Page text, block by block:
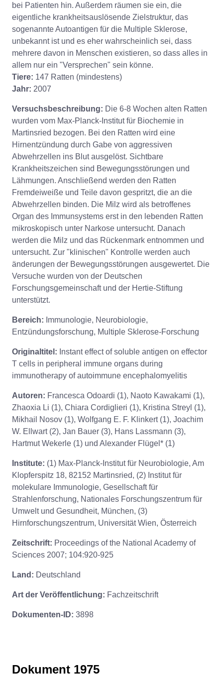
bei Patienten hin. Außerdem räumen sie ein, die
eigentliche krankheitsauslösende Zielstruktur, das
sogenannte Autoantigen für die Multiple Sklerose,
unbekannt ist und es eher wahrscheinlich sei, dass
mehrere davon in Menschen existieren, so dass alles in
allem nur ein "Versprechen" sein könne.
Tiere: 147 Ratten (mindestens)
Jahr: 2007
Versuchsbeschreibung: Die 6-8 Wochen alten Ratten
wurden vom Max-Planck-Institut für Biochemie in
Martinsried bezogen. Bei den Ratten wird eine
Hirnentzündung durch Gabe von aggressiven
Abwehrzellen ins Blut ausgelöst. Sichtbare
Krankheitszeichen sind Bewegungsstörungen und
Lähmungen. Anschließend werden den Ratten
Fremdeiweiße und Teile davon gespritzt, die an die
Abwehrzellen binden. Die Milz wird als betroffenes
Organ des Immunsystems erst in den lebenden Ratten
mikroskopisch unter Narkose untersucht. Danach
werden die Milz und das Rückenmark entnommen und
untersucht. Zur "klinischen" Kontrolle werden auch
änderungen der Bewegungsstörungen ausgewertet. Die
Versuche wurden von der Deutschen
Forschungsgemeinschaft und der Hertie-Stiftung
unterstützt.
Bereich: Immunologie, Neurobiologie,
Entzündungsforschung, Multiple Sklerose-Forschung
Originaltitel: Instant effect of soluble antigen on effector
T cells in peripheral immune organs during
immunotherapy of autoimmune encephalomyelitis
Autoren: Francesca Odoardi (1), Naoto Kawakami (1),
Zhaoxia Li (1), Chiara Cordiglieri (1), Kristina Streyl (1),
Mikhail Nosov (1), Wolfgang E. F. Klinkert (1), Joachim
W. Ellwart (2), Jan Bauer (3), Hans Lassmann (3),
Hartmut Wekerle (1) und Alexander Flügel* (1)
Institute: (1) Max-Planck-Institut für Neurobiologie, Am
Klopferspitz 18, 82152 Martinsried, (2) Institut für
molekulare Immunologie, Gesellschaft für
Strahlenforschung, Nationales Forschungszentrum für
Umwelt und Gesundheit, München, (3)
Hirnforschungszentrum, Universität Wien, Österreich
Zeitschrift: Proceedings of the National Academy of
Sciences 2007; 104:920-925
Land: Deutschland
Art der Veröffentlichung: Fachzeitschrift
Dokumenten-ID: 3898
Dokument 1975